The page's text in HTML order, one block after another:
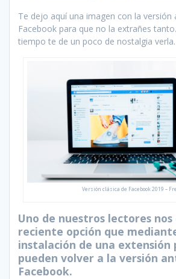
Te dejo aquí una imagen con la versión
Facebook para que no la extrañes
tiempo te de un poco de nostalgia verla.
Versión clásica de Facebook 2019 –
Uno de nuestros lectores nos
reciente opción que
instalación de una extensión
pueden volver a la versión
Facebook.